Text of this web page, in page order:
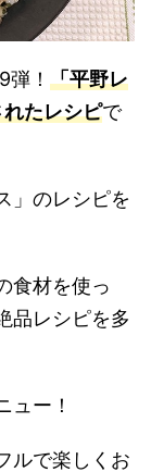
！ 「平野レ
たレシピで
」のレシピを
食材を使っ
品レシピを多
ュー！
ルで楽しくお